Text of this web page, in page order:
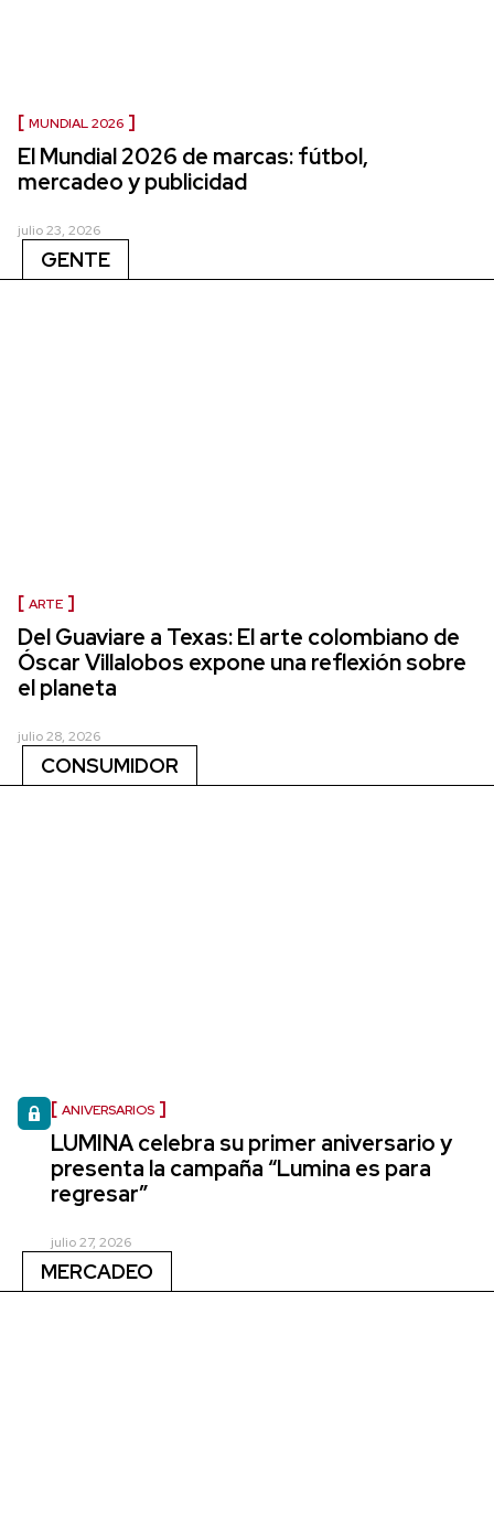
MUNDIAL 2026
El Mundial 2026 de marcas: fútbol,
mercadeo y publicidad
julio 23, 2026
GENTE
ARTE
Del Guaviare a Texas: El arte colombiano de
Óscar Villalobos expone una reflexión sobre
el planeta
julio 28, 2026
CONSUMIDOR
ANIVERSARIOS
LUMINA celebra su primer aniversario y
presenta la campaña “Lumina es para
regresar”
julio 27, 2026
MERCADEO